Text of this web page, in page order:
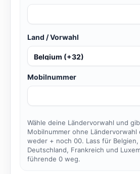
Land / Vorwahl
Mobilnummer
Wähle deine Ländervorwahl und
Mobilnummer ohne Ländervorwahl
weder + noch 00. Lass für
Deutschland, Frankreich und
führende 0 weg.